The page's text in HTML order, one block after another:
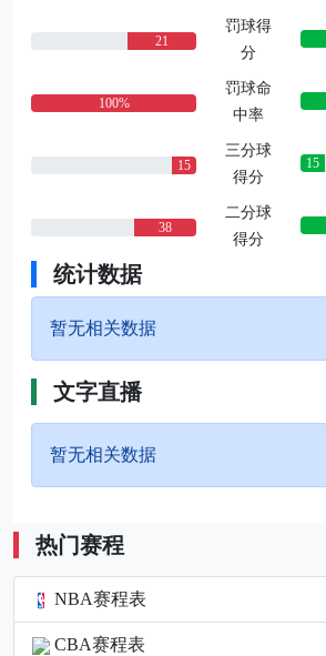
21
罚球得
分
100%
罚球命
中率
15
三分球
得分
15
38
二分球
得分
统计数据
暂无相关数据
文字直播
暂无相关数据
热门赛程
NBA赛程表
CBA赛程表